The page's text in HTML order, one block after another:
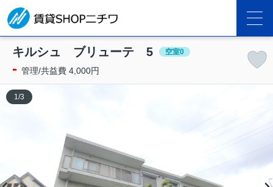
キルシュ ブリューテ 5 空室0
- 管理/共益費 4,000円
1 /3